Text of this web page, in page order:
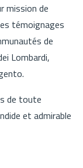
mission de
témoignages
de
Lombardi,
de toute
et admirable